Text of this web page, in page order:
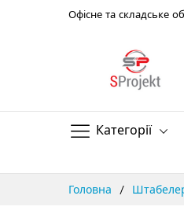
Офісне та складське
Категорії
Головна